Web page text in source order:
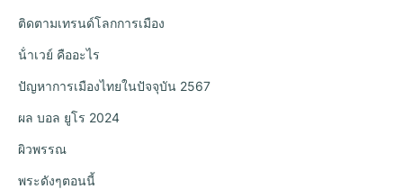
ติดตามเทรนด์โลกการเมือง
น้ําเวย์ คืออะไร
ปัญหาการเมืองไทยในปัจจุบัน 2567
ผล บอล ยูโร 2024
ผิวพรรณ
พระดังๆตอนนี้